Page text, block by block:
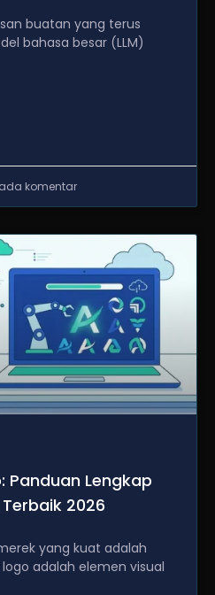
buatan yang terus
bahasa besar (LLM)
komentar
Lengkap
2026
yang kuat adalah
adalah elemen visual